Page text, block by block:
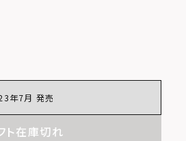
年7月 発売
ト在庫切れ